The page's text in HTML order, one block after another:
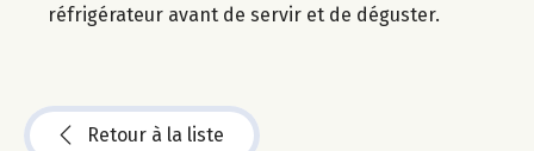
réfrigérateur avant de servir et de déguster.
Retour à la liste